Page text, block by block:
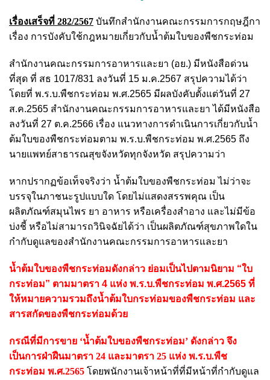
เรื่องเสร็จที่ 282/2567 บันทึกสำนักงานคณะกรรมการกฤษฎีกา
เรื่อง การบังคับใช้กฎหมายเกี่ยวกับน้ำต้มใบของพืชกระท่อม
สำนักงานคณะกรรมการอาหารและยา (อย.) มีหนังสือด่วน
ที่สุด ที่ สธ 1017/831 ลงวันที่ 15 ม.ค.2567 สรุปความได้ว่า
โดยที่ พ.ร.บ.พืชกระท่อม พ.ศ.2565 มีผลบังคับตั้งแต่วันที่ 27
ส.ค.2565 สำนักงานคณะกรรมการอาหารและยา ได้มีหนังสือ
ลงวันที่ 27 ต.ค.2566 เรื่อง แนวทางการดำเนินการเกี่ยวกับน้ำ
ต้มใบของพืชกระท่อมตาม พ.ร.บ.พืชกระท่อม พ.ศ.2565 ถึง
นายแพทย์สาธารณสุขจังหวัดทุกจังหวัด สรุปความว่า
หากปรากฏข้อเท็จจริงว่า น้ำต้มใบของพืชกระท่อม ไม่ว่าจะ
บรรจุในภาชนะรูปแบบใด โดยไม่แสดงสรรพคุณ เป็น
ผลิตภัณฑ์สมุนไพร ยา อาหาร หรือเครื่องสำอาง และไม่มีข้อ
บ่งชี้ หรือไม่สามารถวินิจฉัยได้ว่า เป็นผลิตภัณฑ์สุขภาพใดใน
กำกับดูแลของสำนักงานคณะกรรมการอาหารและยา
น้ำต้มใบของพืชกระท่อมดังกล่าว ย่อมเป็นไปตามนิยาม “ใบ
กระท่อม” ตามมาตรา 4 แห่ง พ.ร.บ.พืชกระท่อม พ.ศ.2565 ที่
ให้หมายความรวมถึงน้ำต้มใบกระท่อมของพืชกระท่อม และ
สารสกัดของพืชกระท่อมด้วย
กรณีที่มีการขาย ‘น้ำต้มใบของพืชกระท่อม’ ดังกล่าว จึง
เป็นการฝ่าฝืนมาตรา 24 และมาตรา 25 แห่ง พ.ร.บ.พืช
กระท่อม พ.ศ.2565 โดยพนักงานเจ้าหน้าที่ที่มีหน้าที่กำกับดูแล